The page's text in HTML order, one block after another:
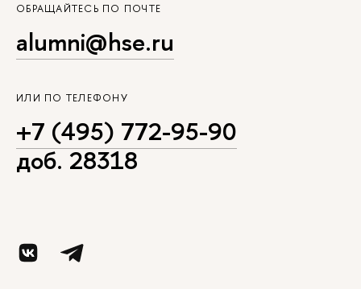
ОБРАЩАЙТЕСЬ ПО ПОЧТЕ
alumni@hse.ru
ИЛИ ПО ТЕЛЕФОНУ
+7 (495) 772-95-90
доб. 28318